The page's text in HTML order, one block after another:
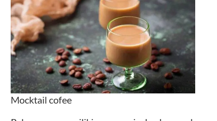
Mocktail cofee